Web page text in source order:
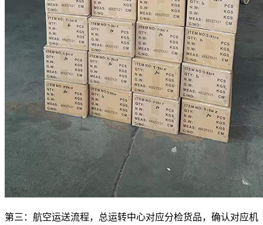
第三：航空运送流程，总运转中心对应分检货品，确认对应机